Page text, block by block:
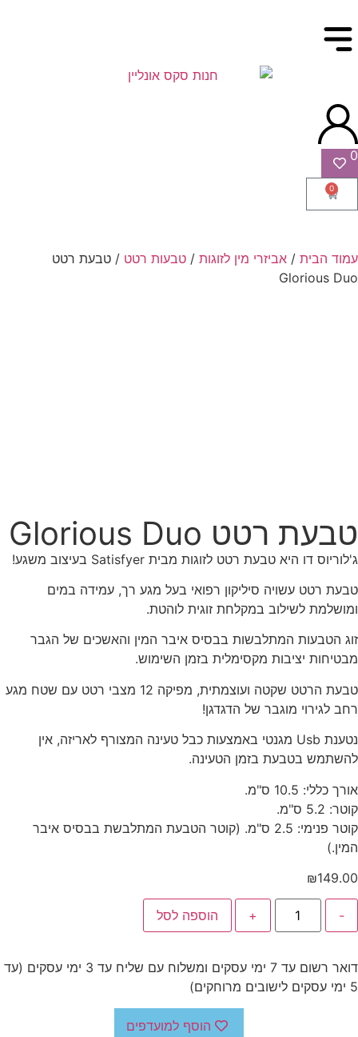
0
0
עמוד הבית / אביזרי מין לזוגות / טבעות רטט / טבעת רטט
Glorious Duo
טבעת רטט Glorious Duo
ג'לוריוס דו היא טבעת רטט לזוגות מבית Satisfyer בעיצוב משגע!
טבעת רטט עשויה סיליקון רפואי בעל מגע רך, עמידה במים
ומושלמת לשילוב במקלחת זוגית לוהטת.
זוג הטבעות המתלבשות בבסיס איבר המין והאשכים של הגבר
מבטיחות יציבות מקסימלית בזמן השימוש.
טבעת הרטט שקטה ועוצמתית, מפיקה 12 מצבי רטט עם שטח מגע
רחב לגירוי מוגבר של הדגדגן!
נטענת Usb מגנטי באמצעות כבל טעינה המצורף לאריזה, אין
להשתמש בטבעת בזמן הטעינה.
אורך כללי: 10.5 ס"מ.
קוטר: 5.2 ס"מ.
קוטר פנימי: 2.5 ס"מ. (קוטר הטבעת המתלבשת בבסיס איבר
המין.)
₪149.00
-
+ הוספה לסל
דואר רשום עד 7 ימי עסקים ומשלוח עם שליח עד 3 ימי עסקים (עד
5 ימי עסקים לישובים מרוחקים)
הוסף למועדפים